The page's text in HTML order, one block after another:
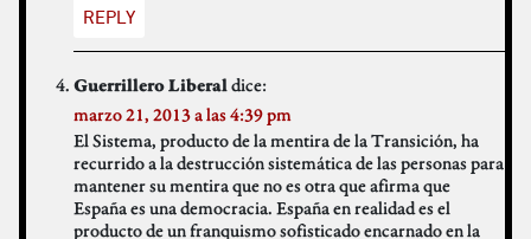
REPLY
Guerrillero Liberaldice:
marzo 21, 2013 a las 4:39 pm
El Sistema, producto de la mentira de la Transición, ha
recurrido a la destrucción sistemática de las personas para
mantener su mentira que no es otra que afirma que
España es una democracia. España en realidad es el
producto de un franquismo sofisticado encarnado en la